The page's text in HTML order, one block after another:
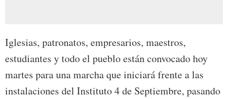
Iglesias, patronatos, empresarios, maestros,
estudiantes y todo el pueblo están convocado hoy
martes para una marcha que iniciará frente a las
instalaciones del Instituto 4 de Septiembre, pasando